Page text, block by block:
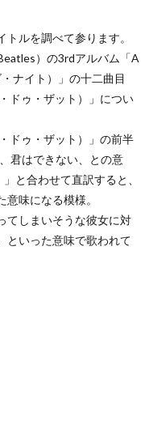
ルを調べて参ります。
）の3rdアルバム「A
ナイト）」の十二曲目
ドゥ・ザット）」につい
ドゥ・ザット）」の前半
君はできない、との意
と合わせて直訳すると、
味になる模様。
てしまいそうな彼女に対
といった意味で歌われて